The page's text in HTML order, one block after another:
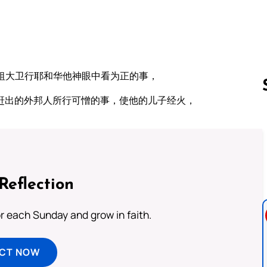
卫行耶和华他神眼中看为正的事，
的外邦人所行可憎的事，使他的儿子经火，
Sunday and grow in faith.
NOW